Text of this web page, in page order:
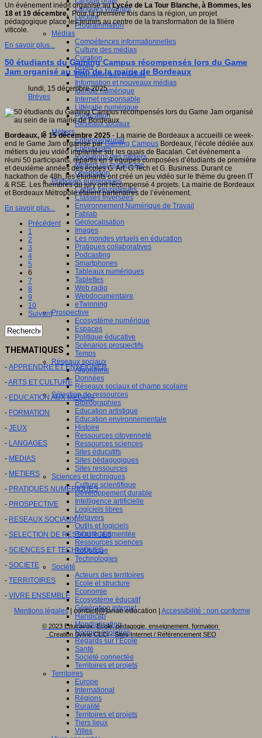
Langues vivantes
Lecture
Programmation
Médias
Compétences informationnelles
Culture des médias
Curation
Droits
Education aux médias
Information et nouveaux médias
Identité numérique
Internet responsable
Littératie numérique
Publication
Réseaux sociaux
Métiers
Entrepreneuriat
Entreprises
Evolutions des métiers
Métiers du numérique
Orientation
Pratiques numériques
Cartes heuristiques
Classes inversées
Environnement Numérique de Travail
Fablab
Géolocalisation
Images
Les mondes virtuels en éducation
Pratiques collaboratives
Podcasting
Smartphones
Tableaux numériques
Tablettes
Web radio
Webdocumentaire
eTwinning
Prospective
Ecosystème numérique
Espaces
Politique éducative
Scénarios prospectifs
Temps
Réseaux sociaux
Algorithme
Données
Réseaux sociaux et champ scolaire
Sélection de ressources
Bibliographies
Education artistique
Education environnementale
Histoire
Ressources citoyenneté
Ressources sciences
Sites éducatifs
Sites pédagogiques
Sites ressources
Sciences et techniques
Culture scientifique
Développement durable
Intelligence artificielle
Logiciels libres
Métavers
Outils et logiciels
Réalité augmentée
Ressources sciences
Robotique
Technologies
Société
Acteurs des territoires
Ecole et structure
Economie
Ecosystème éducatif
Génération internet
Handicap
Mondialisation
Normes scolaires
Regards sur l’Ecole
Santé
Société connectée
Territoires et projets
Territoires
Europe
International
Régions
Ruralité
Territoires et projets
Tiers lieux
Villes
Un événement inédit organisé auLycée de La Tour Blanche, à Bommes, les
18 et 19 décembre. Pour la première fois dans la région, un projet
pédagogique place les jeunes au centre de la transformation de la filière
viticole.
En savoir plus...
50 étudiants du Gaming Campus récompensés lors du Game
Jam organisé au sein de la mairie de Bordeaux
lundi, 15 décembre 2025
Brèves
Bordeaux, le 15 décembre 2025 - La mairie de Bordeaux a accueilli ce week-
end le Game Jam organisé parGaming Campus Bordeaux, l’école dédiée aux
métiers du jeu vidéo implantée sur les quais de Bacalan. Cet événement a
réuni 50 participants, répartis en 9 équipes composées d’étudiants de première
et deuxième années des écoles G. Art, G.Tech et G. Business. Durant ce
hackathon de 48h, les étudiants ont créé un jeu vidéo sur le thème du green IT
& RSE. Les membres du jury ont récompensé 4 projets. La mairie de Bordeaux
et Bordeaux Métropole étaient partenaires de l’événement.
En savoir plus...
Précédent
1
2
3
4
5
6
7
8
9
10
Suivant
THEMATIQUES
- APPRENDRE ET ENSEIGNER
-ARTS ET CULTURE
- EDUCATION AUX MEDIAS
- FORMATION
- JEUX
- LANGAGES
- MEDIAS
- METIERS
- PRATIQUES NUMERIQUES
- PROSPECTIVE
- RESEAUX SOCIAUX
- SELECTION DE RESSOURCES
- SCIENCES ET TECHNIQUES
- SOCIETE
- TERRITOIRES
- VIVRE ENSEMBLE
Mentions légales| contact[@]anae.education | Accessibilité : non conforme
© 2023 Educavox, Ecole, pédagogie, enseignement, formation
Creation Sylvie CECI - Sites Internet / Référencement SEO